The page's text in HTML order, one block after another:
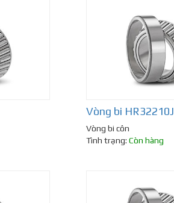
Vòng bi HR32210J
Vòng bi côn
Tình trạng: Còn hàng